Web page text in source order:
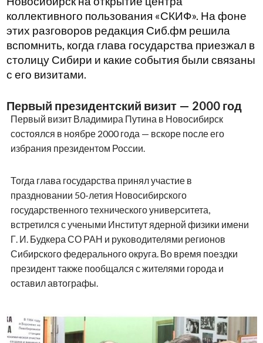
коллективного пользования «СКИФ». На фоне
этих разговоров редакция Сиб.фм решила
вспомнить, когда глава государства приезжал в
столицу Сибири и какие события были связаны
с его визитами.
Первый президентский визит — 2000 год
Первый визит Владимира Путина в Новосибирск
состоялся в ноябре 2000 года — вскоре после его
избрания президентом России.
Тогда глава государства принял участие в
праздновании 50-летия Новосибирского
государственного технического университета,
встретился с учеными Институт ядерной физики имени
Г. И. Будкера СО РАН и руководителями регионов
Сибирского федерального округа. Во время поездки
президент также пообщался с жителями города и
оставил автографы.